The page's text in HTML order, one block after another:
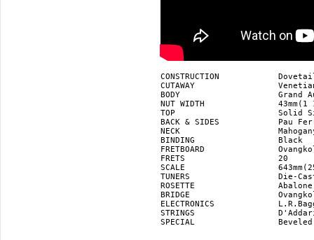
CONSTRUCTION		Dovetail Neck Joint
CUTAWAY			Venetian
BODY			Grand Auditorium
NUT WIDTH		43mm(1 11/16")
TOP			Solid Sitka Spruce
BACK & SIDES		Pau Ferro(Arched back)
NECK			Mahogany(Palaquium)
BINDING			Black
FRETBOARD		Ovangkol
FRETS			20
SCALE			643mm(25.3")
TUNERS 			Die-Cast Gold w/ Black Knobs
ROSETTE			Abalone
BRIDGE			Ovangkol w/ Ebony Pins
ELECTRONICS		L.R.Baggs® EAS-VTC
STRINGS			D'Addario® EXP16
SPECIAL			Beveled Armrest